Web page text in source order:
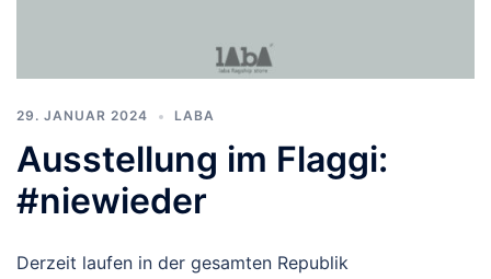
29. JANUAR 2024 LABA
Ausstellung im Flaggi:
#niewieder
Derzeit laufen in der gesamten Republik